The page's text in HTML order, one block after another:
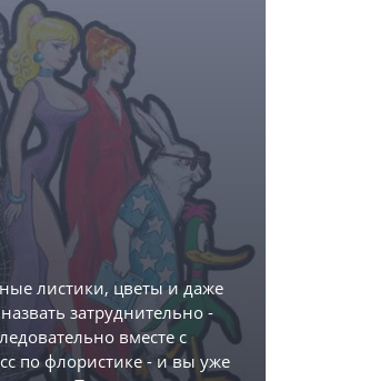
листики, цветы и даже
затруднительно -
вместе с
по флористике - и вы уже